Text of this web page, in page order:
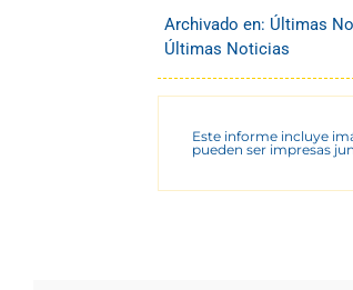
Archivado en: Últimas
Últimas Noticias
Este informe incluye
pueden ser impresas